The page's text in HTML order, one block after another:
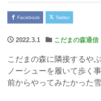
Facebook Twitter
2022.3.1 こだまの森通信
こだまの森に隣接するや
ノーシューを履いて歩く
前からやってみたかった